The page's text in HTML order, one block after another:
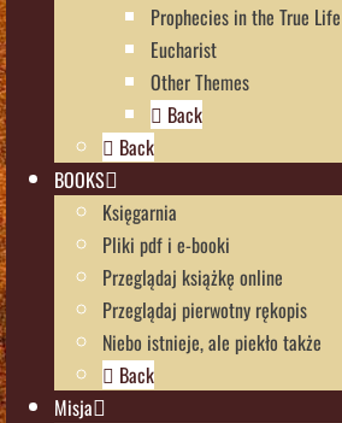
Prophecies in the True
Eucharist
Other Themes
Back
Back
BOOKS
Księgarnia
Pliki pdf i e-booki
Przeglądaj książkę online
Przeglądaj pierwotny rękopis
Niebo istnieje, ale piekło także
Back
Misja